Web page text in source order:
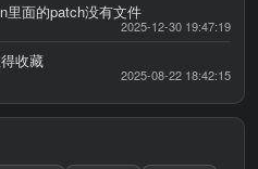
里面的patch没有文件
2025-12-30 19:47:19
收藏
2025-08-22 18:42:15